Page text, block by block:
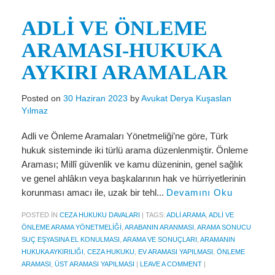
İcra Ve İflas Hukuku
Gayrimenkul hukuku
Ticaret Hukuku
İdare ve Vergi Hukuku
HESAPLAMA ARAÇLARI
İhbar Tazminatı Hesaplama
Kıdem Tazminatı Hesaplama
Fazla Mesai Hesaplama
İşsizlik Maaşı Hesaplama
ADLİ VE ÖNLEME
ARAMASI-HUKUKA
AYKIRI ARAMALAR
Posted on 30 Haziran 2023 byAvukat Derya Kuşaslan
Yılmaz
Adli ve Önleme Aramaları Yönetmeliği’ne göre, Türk
hukuk sisteminde iki türlü arama düzenlenmiştir. Önleme
Araması; Millî güvenlik ve kamu düzeninin, genel sağlık
ve genel ahlâkın veya başkalarının hak ve hürriyetlerinin
korunması amacı ile, uzak bir tehl... Devamını Oku
POSTED IN CEZA HUKUKU DAVALARI | TAGS: ADLI ARAMA ADLI VE
ÖNLEME ARAMA YÖNETMELIĞI ARABANIN ARANMASI ARAMA SONUCU
SUÇ EŞYASINA EL KONULMASI ARAMA VE SONUÇLARI ARAMANIN
HUKUKA AYKIRILIĞI CEZA HUKUKU EV ARAMASI YAPILMASI ÖNLEME
ARAMASI ÜST ARAMASI YAPILMASI | LEAVE A COMMENT |